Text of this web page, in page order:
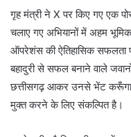
गृह मंत्री ने X पर किए गए एक
चलाए गए अभियानों में अहम
ऑपरेशंस की ऐतिहासिक सफलता
बहादुरी से सफल बनाने वाले
छत्तीसगढ़ आकर उनसे भेंट
मुक्त करने के लिए संकल्पित है।